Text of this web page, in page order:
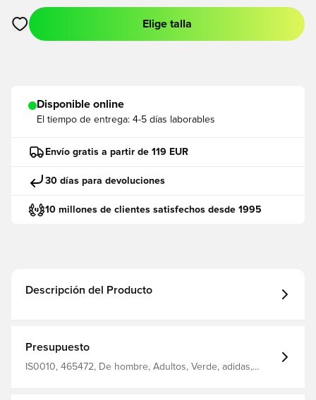
Abre un modal para iniciar sesión o registrarse como miembro
Elige talla
Disponible online
El tiempo de entrega: 4-5 días laborables
Envío gratis a partir de 119 EUR
30 días para devoluciones
10 millones de clientes satisfechos desde 1995
Descripción del Producto
Presupuesto
IS0010, 465472, De hombre, Adultos, Verde, adidas,